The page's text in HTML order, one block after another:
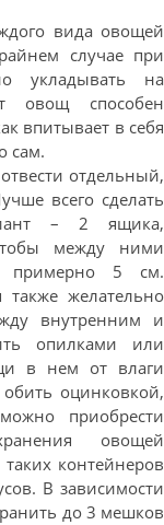
вида овощей
случае при
укладывать на
овощ способен
впитывает в себя
сам.
отдельный,
всего сделать
– 2 ящика,
между ними
примерно 5 см.
желательно
внутренним и
опилками или
в нем от влаги
оцинковкой,
приобрести
овощей
контейнеров
В зависимости
до 3 мешков